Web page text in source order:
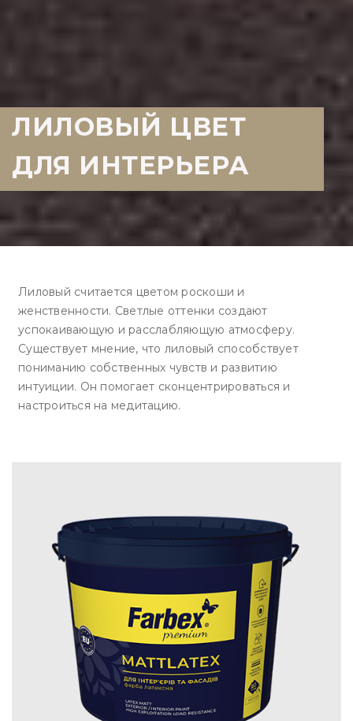
ЛИЛОВЫЙ ЦВЕТ
ДЛЯ ИНТЕРЬЕРА
Лиловый считается цветом роскоши и
женственности. Светлые оттенки создают
успокаивающую и расслабляющую атмосферу.
Существует мнение, что лиловый способствует
пониманию собственных чувств и развитию
интуиции. Он помогает сконцентрироваться и
настроиться на медитацию.